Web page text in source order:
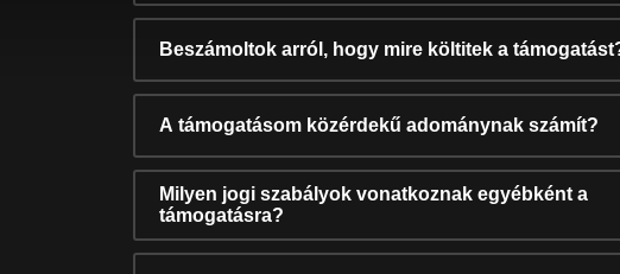
Beszámoltok arról, hogy mire költitek a
A támogatásom közérdekű adománynak számít?
Milyen jogi szabályok vonatkoznak egyébként a
támogatásra?